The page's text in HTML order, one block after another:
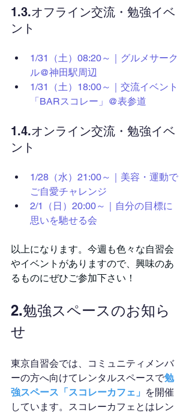
1.3.オフライン交流・勉強イベ
ント
1/31（土）08:20～｜グルメサーク
ル@神田駅周辺
1/31（土）18:00～｜交流イベント
「BARスコレー」@表参道
1.4.オンライン交流・勉強イベ
ント
1/28（水）21:00～｜美容・運動で
ご自愛チャレンジ
2/1（日）20:00～｜自分の目標に
思いを馳せる会
以上になります。今週も色々な自習会
やイベントがありますので、興味のあ
るものにぜひご参加下さい！
2.勉強スペースのお知ら
せ
東京自習会では、コミュニティメンバ
ーの方へ向けてレンタルスペースで勉
強スペース「スコレーカフェ」 を開催
しています。スコレーカフェとはレン